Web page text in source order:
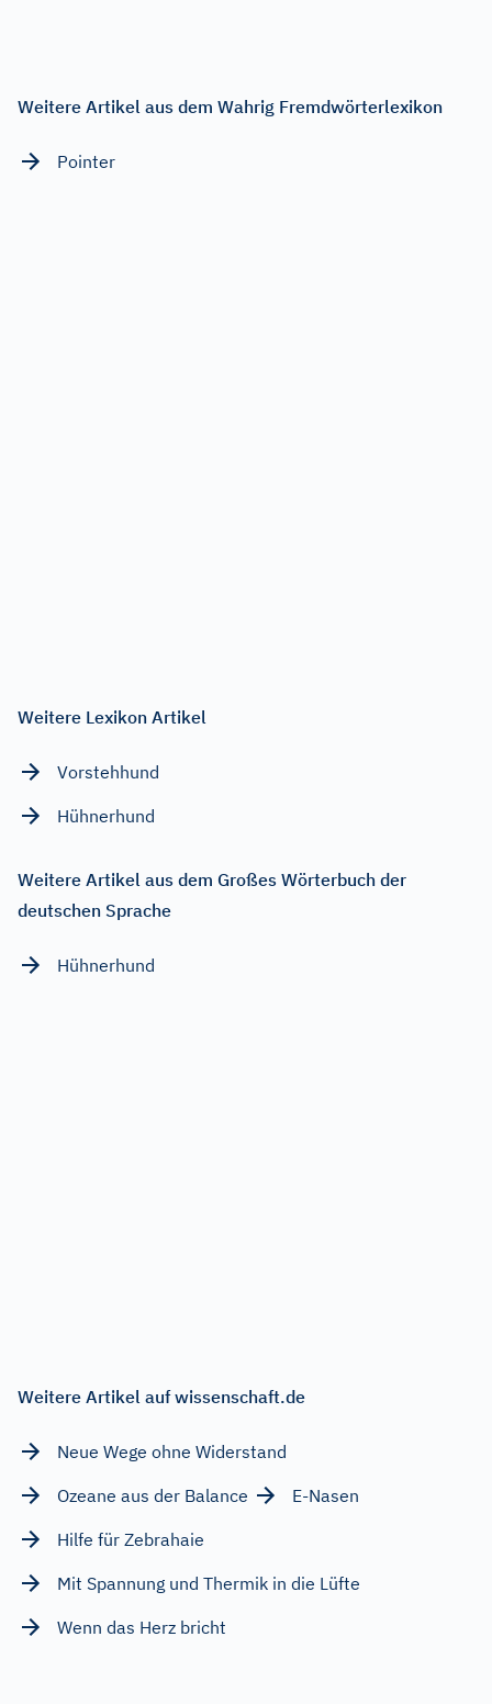
Weitere Artikel aus dem Wahrig Fremdwörterlexikon
Pointer
Weitere Lexikon Artikel
Vorstehhund
Hühnerhund
Weitere Artikel aus dem Großes Wörterbuch der
deutschen Sprache
Hühnerhund
Weitere Artikel auf wissenschaft.de
Neue Wege ohne Widerstand
Ozeane aus der Balance
E-Nasen
Hilfe für Zebrahaie
Mit Spannung und Thermik in die Lüfte
Wenn das Herz bricht